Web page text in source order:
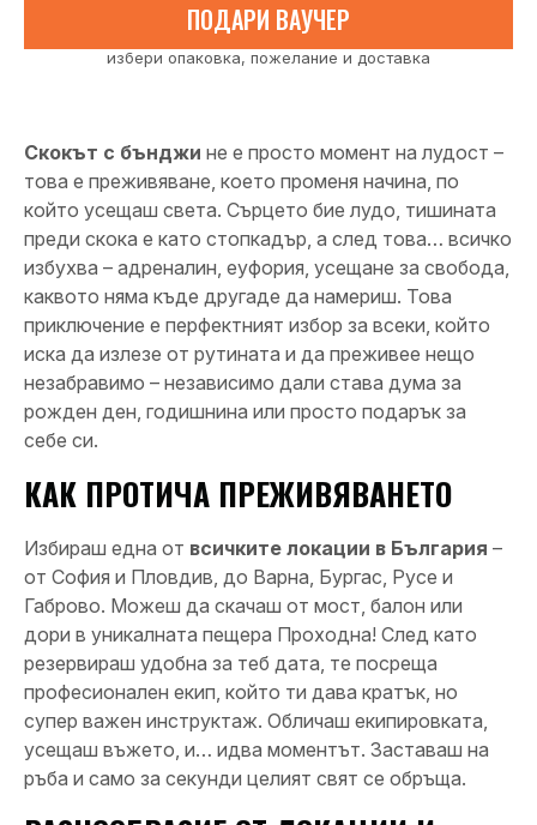
ПОДАРИ ВАУЧЕР
избери опаковка, пожелание и доставка
Скокът с бънджи не е просто момент на лудост –
това е преживяване, което променя начина, по
който усещаш света. Сърцето бие лудо, тишината
преди скока е като стопкадър, а след това… всичко
избухва – адреналин, еуфория, усещане за свобода,
каквото няма къде другаде да намериш. Това
приключение е перфектният избор за всеки, който
иска да излезе от рутината и да преживее нещо
незабравимо – независимо дали става дума за
рожден ден, годишнина или просто подарък за
себе си.
КАК ПРОТИЧА ПРЕЖИВЯВАНЕТО
Избираш една от всичките локации в България –
от София и Пловдив, до Варна, Бургас, Русе и
Габрово. Можеш да скачаш от мост, балон или
дори в уникалната пещера Проходна! След като
резервираш удобна за теб дата, те посреща
професионален екип, който ти дава кратък, но
супер важен инструктаж. Обличаш екипировката,
усещаш въжето, и… идва моментът. Заставаш на
ръба и само за секунди целият свят се обръща.